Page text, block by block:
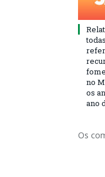
no
os
ano
Os